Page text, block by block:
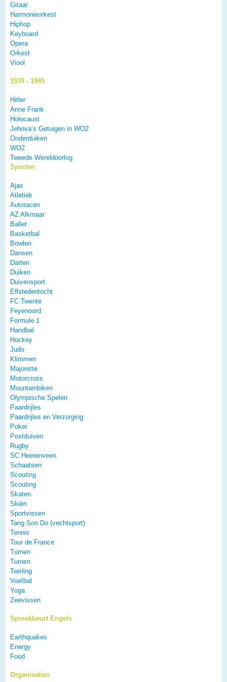
Gitaar
Harmonieorkest
Hiphop
Keyboard
Opera
Orkest
Viool
1939 - 1945
Hitler
Anne Frank
Holocaust
Jehova’s Getuigen in WO2
Onderduiken
WO2
Tweede Wereldoorlog
Sporten
Ajax
Atletiek
Autoracen
AZ Alkmaar
Ballet
Basketbal
Bowlen
Dansen
Darten
Duiken
Duivensport
Elfstedentocht
FC Twente
Feyenoord
Formule 1
Handbal
Hockey
Judo
Klimmen
Majorette
Motorcross
Mountainbiken
Olympische Spelen
Paardrijles
Paardrijles en Verzorging
Poker
Postduiven
Rugby
SC Heerenveen
Schaatsen
Scouting
Scouting
Skaten
Skiën
Sportvissen
Tang Soo Do (vechtsport)
Tennis
Tour de France
Turnen
Turnen
Twirling
Voetbal
Yoga
Zeevissen
Spreekbeurt Engels
Earthquakes
Energy
Food
Organisaties